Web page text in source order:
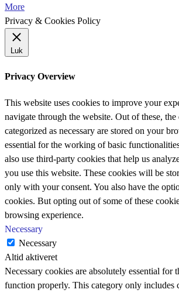
More
Privacy & Cookies Policy
Luk
Privacy Overview
This website uses cookies to improve your
navigate through the website. Out of these, the
categorized as necessary are stored on your
essential for the working of basic
also use third-party cookies that help us
you use this website. These cookies will be
only with your consent. You also have the
cookies. But opting out of some of these
browsing experience.
Necessary
Necessary
Altid aktiveret
Necessary cookies are absolutely essential for
function properly. This category only includes